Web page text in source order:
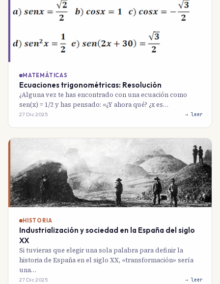
MATEMÁTICAS
Ecuaciones trigonométricas: Resolución
¿Alguna vez te has encontrado con una ecuación como
sen(x) = 1/2 y has pensado: «¿Y ahora qué? ¿x es…
27 Dic 2025 → leer
HISTORIA
Industrialización y sociedad en la España del siglo
XX
Si tuvieras que elegir una sola palabra para definir la
historia de España en el siglo XX, «transformación» sería
una…
27 Dic 2025 → leer